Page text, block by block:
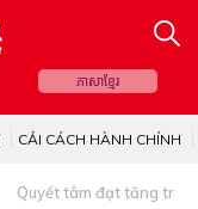
ភាសាខ្មែរ
CẢI CÁCH HÀNH CHÍNH
Quyết tâm đạt tăng